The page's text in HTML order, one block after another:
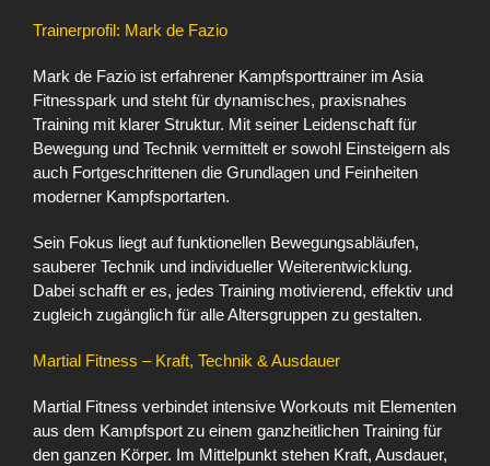
Trainerprofil: Mark de Fazio
Mark de Fazio ist erfahrener Kampfsporttrainer im Asia
Fitnesspark und steht für dynamisches, praxisnahes
Training mit klarer Struktur. Mit seiner Leidenschaft für
Bewegung und Technik vermittelt er sowohl Einsteigern als
auch Fortgeschrittenen die Grundlagen und Feinheiten
moderner Kampfsportarten.
Sein Fokus liegt auf funktionellen Bewegungsabläufen,
sauberer Technik und individueller Weiterentwicklung.
Dabei schafft er es, jedes Training motivierend, effektiv und
zugleich zugänglich für alle Altersgruppen zu gestalten.
Martial Fitness – Kraft, Technik & Ausdauer
Martial Fitness verbindet intensive Workouts mit Elementen
aus dem Kampfsport zu einem ganzheitlichen Training für
den ganzen Körper. Im Mittelpunkt stehen Kraft, Ausdauer,